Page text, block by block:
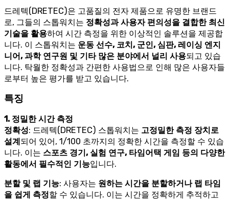
드레텍(DRETEC)은 고품질의 전자 제품으로 유명한 브랜드
로, 그들의 스톱워치는 정확성과 사용자 편의성을 결합한 최신
기술을 활용하여 시간 측정을 위한 이상적인 솔루션을 제공합
니다. 이 스톱워치는 운동 선수, 코치, 군인, 심판, 레이싱 엔지
니어, 과학 연구원 및 기타 많은 분야에서 널리 사용되고 있습
니다. 탁월한 정확성과 간편한 사용법으로 인해 많은 사용자들
로부터 높은 평가를 받고 있습니다.
특징
1. 정밀한 시간 측정
정확성: 드레텍(DRETEC) 스톱워치는 고정밀한 측정 장치로
설계되어 있어, 1/100 초까지의 정확한 시간을 측정할 수 있습
니다. 이는 스포츠 경기, 실험 연구, 타임어택 게임 등의 다양한
활동에서 필수적인 기능입니다.
분할 및 랩 기능: 사용자는 원하는 시간을 분할하거나 랩 타임
을 쉽게 측정할 수 있습니다. 이는 시간을 정확하게 추적하고